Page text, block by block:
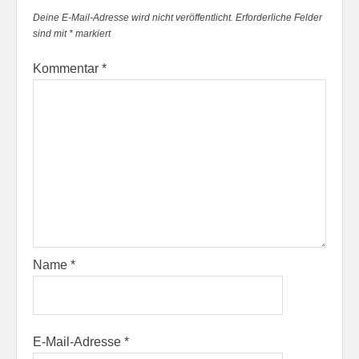
Deine E-Mail-Adresse wird nicht veröffentlicht. Erforderliche Felder
sind mit* markiert
Kommentar *
Name *
E-Mail-Adresse *